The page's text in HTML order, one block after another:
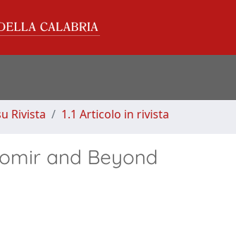
Rivista 1.1 Articolo in rivista
and Beyond